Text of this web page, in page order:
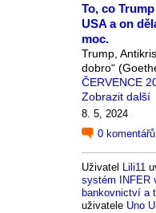
To, co
USA a on
moc.
Trump,
dobro“
ČERVENCE
Zobrazit další
8. 5, 2024
0 komentářů
Uživatel Lili11
systém INFER
bankovnictví a
uživatele Uno